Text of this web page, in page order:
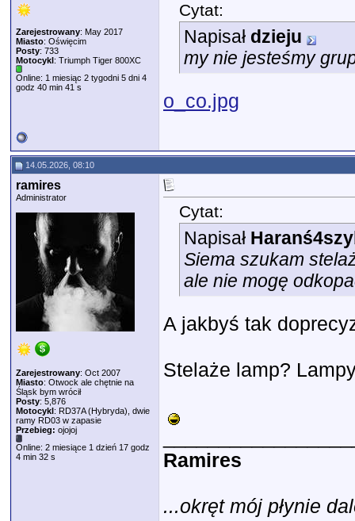
Zarejestrowany: May 2017
Miasto: Oświęcim
Posty: 733
Motocykl: Triumph Tiger 800XC
Online: 1 miesiąc 2 tygodni 5 dni 4
godz 40 min 41 s
Cytat:
Napisał dzieju
my nie jesteśmy
o_co.jpg
14.05.2026, 08:10
ramires
Administrator
Zarejestrowany: Oct 2007
Miasto: Otwock ale chętnie na
Śląsk bym wrócił
Posty: 5,876
Motocykl: RD37A (Hybryda), dwie
ramy RD03 w zapasie
Przebieg: ojojoj
Online: 2 miesiące 1 dzień 17 godz
4 min 32 s
Cytat:
Napisał
Siema szukam
ale nie mogę
A jakbyś tak
Stelaże lamp?
Ramires
...okręt mój płynie